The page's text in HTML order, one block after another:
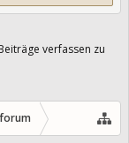
verfassen zu